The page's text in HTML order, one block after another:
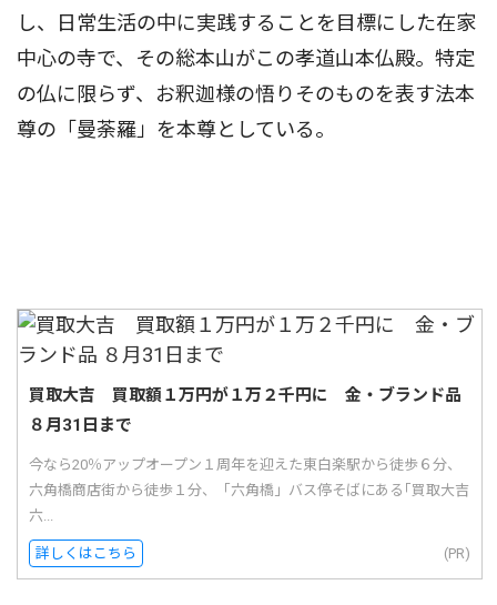
し、日常生活の中に実践することを目標にした在家
中心の寺で、その総本山がこの孝道山本仏殿。特定
の仏に限らず、お釈迦様の悟りそのものを表す法本
尊の「曼荼羅」を本尊としている。
買取大吉 買取額１万円が１万２千円に 金・ブランド品
８月31日まで
今なら20％アップオープン１周年を迎えた東白楽駅から徒歩６分、
六角橋商店街から徒歩１分、「六角橋」バス停そばにある｢買取大吉
六...
詳しくはこちら (PR)